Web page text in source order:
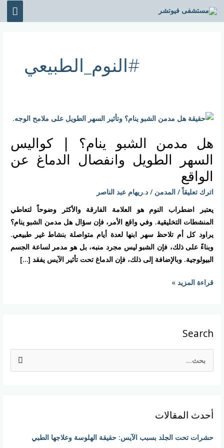
تخطي
إلى
#النوم_الطبيعي
هل مدمن الشبو ينام؟ | كواليس
السهر الطويل وانفصال الدماغ عن
الواقع
اترك تعليقاً /المدمن /د.ريهام عبد الناصر
يعتبر اضطراب النوم هو العلامة الفارقة والأكثر وضوحاً لتعاطي
المنشطات التخليقية. وفي واقع الأمر، فإن سؤال هل مدمن الشبو ينام؟
يراود كل أم تلاحظ سهر ابنها لعدة أيام متواصلة بنشاط غير طبيعي.
وبناءً على ذلك، فإن الشبو ليس مجرد منبه، بل هو مدمر لساعة الجسم
البيولوجية. وبالإضافة إلى ذلك، فإن الدماغ تحت تأثير الآيس يفقد […]
هل
الشبو
ينام؟
|
كواليس
السهر
الطويل
وانفصال
الدماغ
عن
الواقع
قراءة المزيد »
Search
ث
ن
أحدث المقالات
حشرات تحت الجلد بسبب الآيس: حقيقة الهلوسة وعلاجها الطبي